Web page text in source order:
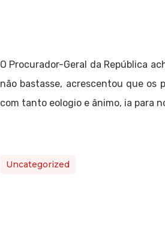
O Procurador-Geral da República
não bastasse, acrescentou que os
com tanto eologio e ânimo, ia para
Uncategorized